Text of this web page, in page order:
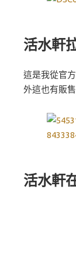
活水軒
這是我從官
外這也有販
活水軒